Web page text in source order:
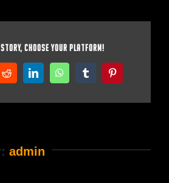
Choose Your Platform!
RedditLinkedInWhatsAppTumblrPinterest
admin